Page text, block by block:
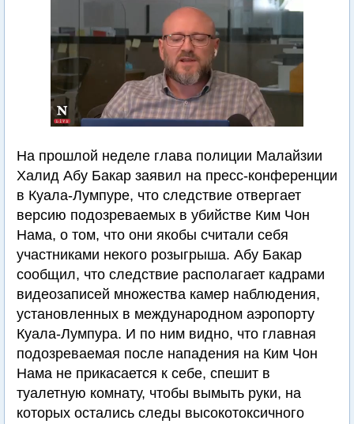
На прошлой неделе глава полиции Малайзии
Халид Абу Бакар заявил на пресс-конференции
в Куала-Лумпуре, что следствие отвергает
версию подозреваемых в убийстве Ким Чон
Нама, о том, что они якобы считали себя
участниками некого розыгрыша. Абу Бакар
сообщил, что следствие располагает кадрами
видеозаписей множества камер наблюдения,
установленных в международном аэропорту
Куала-Лумпура. И по ним видно, что главная
подозреваемая после нападения на Ким Чон
Нама не прикасается к себе, спешит в
туалетную комнату, чтобы вымыть руки, на
которых остались следы высокотоксичного